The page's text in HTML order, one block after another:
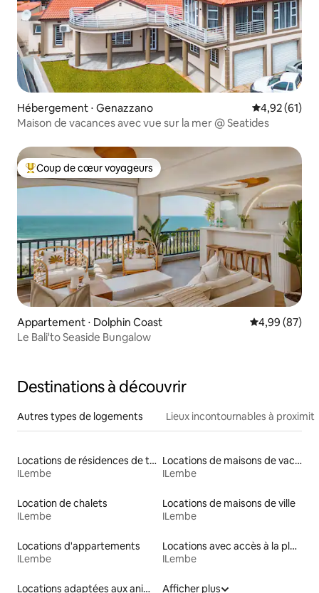
Hébergement ⋅ Genazzano Évaluation
4,92 (61)
Maison de vacances avec vue sur la mer @ Seatides
Coups de cœur voyageurs les plus appréciés
Coup de cœur voyageurs
Appartement ⋅ Dolphin Coast Évaluation
4,99 (87)
Le Bali'to Seaside Bungalow
Destinations à découvrir
Autres types de logements Lieux incontournables à
Locations de résidences de tourisme
ILembe
Locations de maisons de vacances
ILembe
Location de chalets
ILembe
Locations de maisons de ville
ILembe
Locations d'appartements
ILembe
Locations avec accès à la plage
ILembe
Locations adaptées aux animaux
Afficher plus